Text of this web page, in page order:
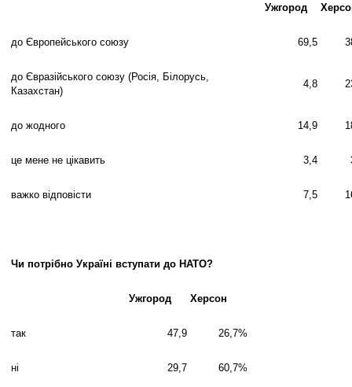
Ужгород
до Європейського союзу 69,5
до Євразійського союзу (Росія, Білорусь,
Казахстан)
4,8
до жодного 14,9
це мене не цікавить 3,4
важко відповісти 7,5
Чи потрібно Україні вступати до НАТО?
Ужгород Херсон
так 47,9 26,7%
ні 29,7 60,7%